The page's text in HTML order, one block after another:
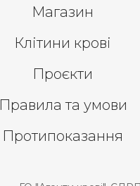
Магазин
Клітини крові
Проєкти
Правила та умови
Протипоказання